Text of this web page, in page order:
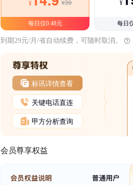
¥ ¥39
每日仅0.48元
¥
每日
到期29元/月/省自动续费，可随时取消。
标讯详情查看
关键电话直连
甲方分析查询
会员尊享权益